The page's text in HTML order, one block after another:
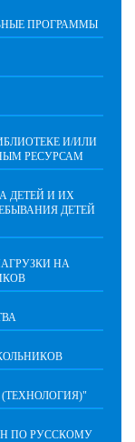
ПРОГРАММЫ
И/ИЛИ
РЕСУРСАМ
ДЕТЕЙ И ИХ
ДЕТЕЙ
НА
ПО РУССКОМУ